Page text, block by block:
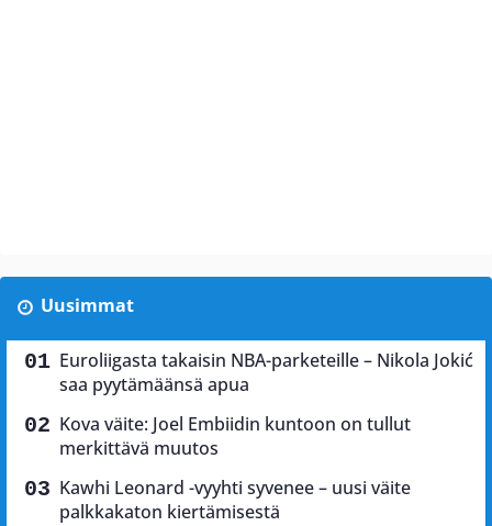
Uusimmat
Euroliigasta takaisin NBA-parketeille – Nikola Jokić
saa pyytämäänsä apua
Kova väite: Joel Embiidin kuntoon on tullut
merkittävä muutos
Kawhi Leonard -vyyhti syvenee – uusi väite
palkkakaton kiertämisestä